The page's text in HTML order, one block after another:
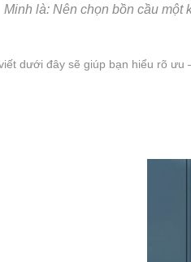
Minh là: Nên chọn bồn cầu một
dưới đây sẽ giúp bạn hiểu rõ